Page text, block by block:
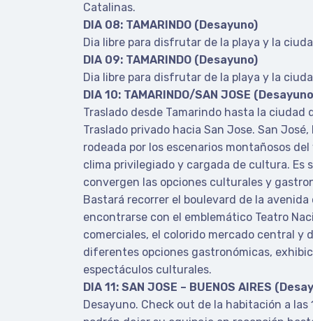
Catalinas.
DIA 08: TAMARINDO (Desayuno)
Dia libre para disfrutar de la playa y la
DIA 09: TAMARINDO (Desayuno)
Dia libre para disfrutar de la playa y la
DIA 10: TAMARINDO/SAN JOSE
Traslado desde Tamarindo hasta la ciudad
Traslado privado hacia San Jose. San
rodeada por los escenarios montañosos
clima privilegiado y cargada de cultura. Es
convergen las opciones culturales y
Bastará recorrer el boulevard de la
encontrarse con el emblemático Teatro
comerciales, el colorido mercado central y
diferentes opciones gastronómicas,
espectáculos culturales.
DIA 11: SAN JOSE – BUENOS AIRES
Desayuno. Check out de la habitación a las